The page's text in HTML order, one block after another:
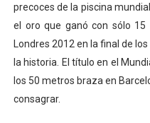
Raquel Rodriguez es la
Athletes Unlimited
Mundial de piragüismo
precoces de la piscina
el oro que ganó con sólo 15
Londres 2012 en la final de
la historia. El título en el
los 50 metros braza en
consagrar.